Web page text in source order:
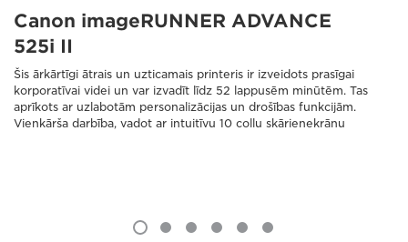
Canon imageRUNNER ADVANCE
525i II
Šis ārkārtīgi ātrais un uzticamais printeris ir izveidots prasīgai
korporatīvai videi un var izvadīt līdz 52 lappusēm minūtēm. Tas
aprīkots ar uzlabotām personalizācijas un drošības funkcijām.
Vienkārša darbība, vadot ar intuitīvu 10 collu skārienekrānu